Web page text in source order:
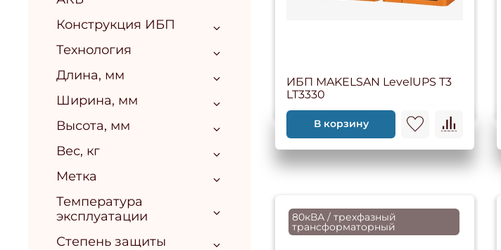
ИБП MAKELSAN LevelUPS T3
LT3330
В корзину
80кВА / трехфазный
трансформаторный
Конструкция ИБП
Технология
Длина, мм
Ширина, мм
Высота, мм
Вес, кг
Метка
Температура
эксплуатации
Степень защиты